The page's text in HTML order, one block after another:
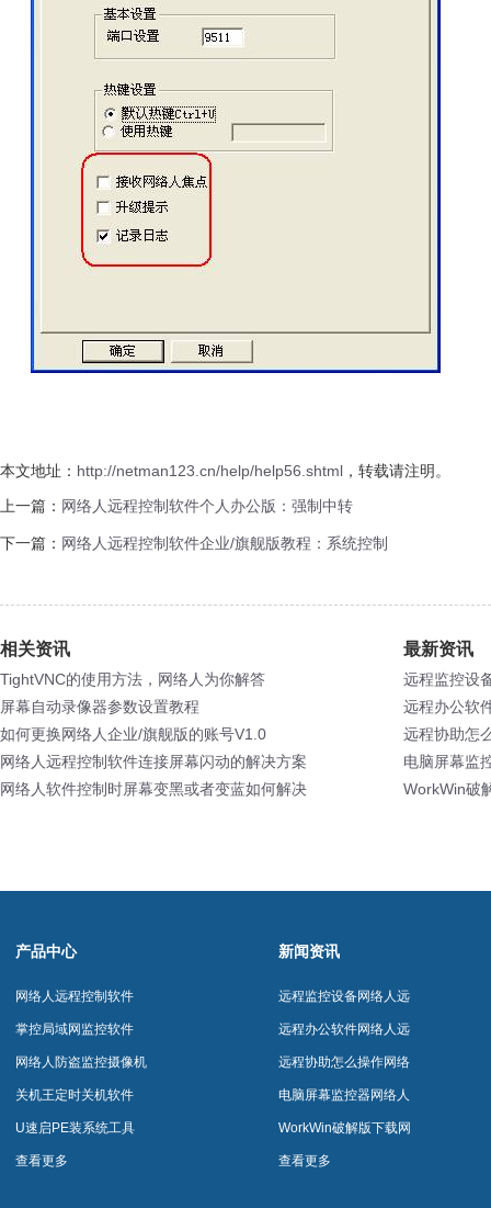
本文地址： http://netman123.cn/help/help56.shtml ，转载请注明。
上一篇： 网络人远程控制软件个人办公版：强制中转
下一篇： 网络人远程控制软件企业/旗舰版教程：系统控制
相关资讯
TightVNC的使用方法，网络人为你解答
屏幕自动录像器参数设置教程
如何更换网络人企业/旗舰版的账号V1.0
网络人远程控制软件连接屏幕闪动的解决方案
网络人软件控制时屏幕变黑或者变蓝如何解决
最新资讯
远程监控设
远程办公软
远程协助怎
电脑屏幕监
WorkWin破
产品中心
网络人远程控制软件
掌控局域网监控软件
网络人防盗监控摄像机
关机王定时关机软件
U速启PE装系统工具
查看更多
新闻资讯
远程监控设备网络人远
程控制软件网络人远程
控制软件
远程办公软件网络人远
程控制软件网络人远程
控制软件
远程协助怎么操作网络
人远程控制软件网络人
远程控制软件
电脑屏幕监控器网络人
远程控制软件网络人远
程控制软件
WorkWin破解版下载网
络人远程控制软件网络
查看更多